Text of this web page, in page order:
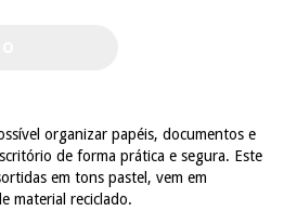
organizar papéis, documentos e
de forma prática e segura. Este
em tons pastel, vem em
material reciclado.